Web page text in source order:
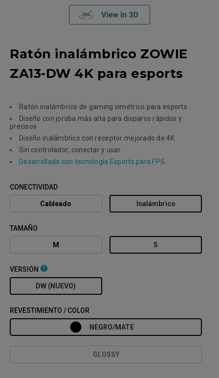
Ratón inalámbrico ZOWIE
ZA13-DW 4K para esports
Ratón inalámbrico de gaming simétrico para esports
Diseño con joroba más alta para disparos rápidos y
precisos
Diseño inalámbrico con receptor mejorado de 4K
Sin controlador; conectar y usar
Desarrollado con tecnología Esports para FPS
CONECTIVIDAD
Cableado Inalámbrico
TAMAÑO
M S
VERSIÓN
DW (NUEVO)
REVESTIMIENTO / COLOR
NEGRO/MATE
GLOSSY